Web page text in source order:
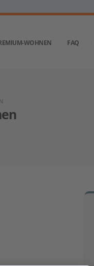
WOHNEN FAQ